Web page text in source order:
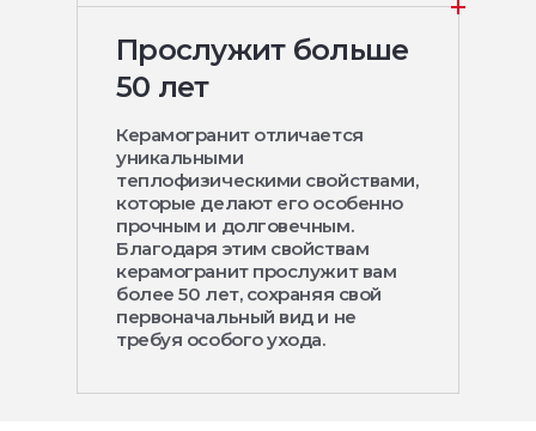
Прослужит больше
50 лет
Керамогранит отличается
уникальными
теплофизическими свойствами,
которые делают его особенно
прочным и долговечным.
Благодаря этим свойствам
керамогранит прослужит вам
более 50 лет, сохраняя свой
первоначальный вид и не
требуя особого ухода.